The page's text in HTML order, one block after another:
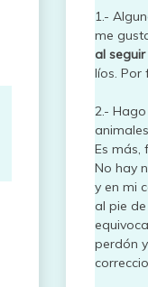
1.-
me
al
líos. Por
2.-
Es más,
No hay
y en mi
al pie
perdón